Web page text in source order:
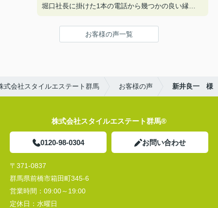
堀口社長に掛けた1本の電話から幾つかの良い縁が
ありがとうございました。
お客様の声一覧
式会社スタイルエステート群馬 お客様の声 新井良一 様
株式会社スタイルエステート群馬®
0120-98-0304 お問い合わせ
〒371-0837
群馬県前橋市箱田町345-6
営業時間： 09:00～19:00
定休日： 水曜日